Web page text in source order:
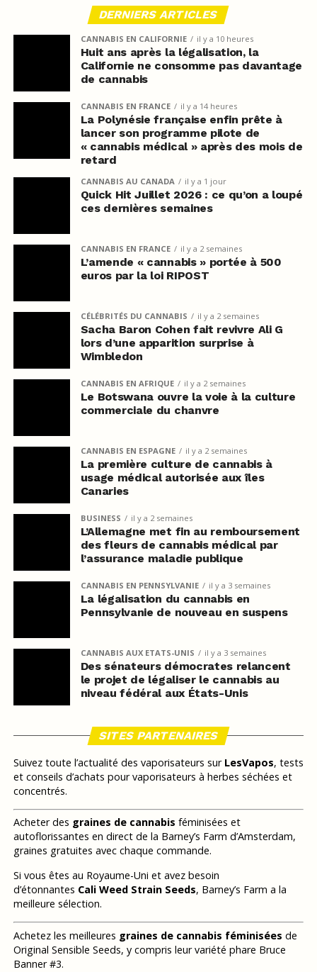
DERNIERS ARTICLES
CANNABIS EN CALIFORNIE il y a 10 heures
Huit ans après la légalisation, la
Californie ne consomme pas davantage
de cannabis
CANNABIS EN FRANCE il y a 14 heures
La Polynésie française enfin prête à
lancer son programme pilote de
« cannabis médical » après des mois de
retard
CANNABIS AU CANADA il y a 1 jour
Quick Hit Juillet 2026 : ce qu’on a loupé
ces dernières semaines
CANNABIS EN FRANCE il y a 2 semaines
L’amende « cannabis » portée à 500
euros par la loi RIPOST
CÉLÉBRITÉS DU CANNABIS il y a 2 semaines
Sacha Baron Cohen fait revivre Ali G
lors d’une apparition surprise à
Wimbledon
CANNABIS EN AFRIQUE il y a 2 semaines
Le Botswana ouvre la voie à la culture
commerciale du chanvre
CANNABIS EN ESPAGNE il y a 2 semaines
La première culture de cannabis à
usage médical autorisée aux îles
Canaries
BUSINESS il y a 2 semaines
L’Allemagne met fin au remboursement
des fleurs de cannabis médical par
l’assurance maladie publique
CANNABIS EN PENNSYLVANIE il y a 3 semaines
La légalisation du cannabis en
Pennsylvanie de nouveau en suspens
CANNABIS AUX ETATS-UNIS il y a 3 semaines
Des sénateurs démocrates relancent
le projet de légaliser le cannabis au
niveau fédéral aux États-Unis
SITES PARTENAIRES
Suivez toute l’actualité des vaporisateurs sur LesVapos, tests
et conseils d’achats pour vaporisateurs à herbes séchées et
concentrés.
Acheter des graines de cannabis féminisées et
autoflorissantes en direct de la Barney’s Farm d’Amsterdam,
graines gratuites avec chaque commande.
Si vous êtes au Royaume-Uni et avez besoin
d’étonnantes Cali Weed Strain Seeds, Barney’s Farm a la
meilleure sélection.
Achetez les meilleures graines de cannabis féminisées de
Original Sensible Seeds, y compris leur variété phare Bruce
Banner #3.